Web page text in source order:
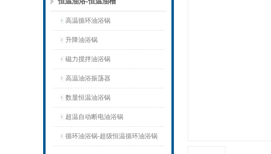
高温循环油浴锅
升降油浴锅
磁力搅拌油浴锅
高温油浴振荡器
数显恒温油浴锅
超温自动断电油浴锅
循环油浴锅-超级恒温循环油浴锅